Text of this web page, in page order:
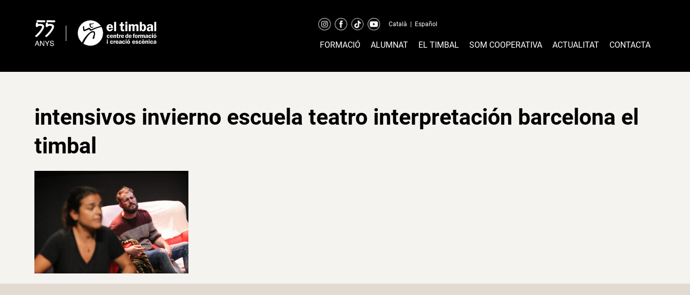
Català Español
FORMACIÓ ALUMNAT EL TIMBAL SOM COOPERATIVA ACTUALITAT CONTACTA
intensivos invierno escuela teatro interpretación barcelona el
timbal